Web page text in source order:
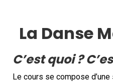
La Danse
C’est quoi ?
Le cours se compose